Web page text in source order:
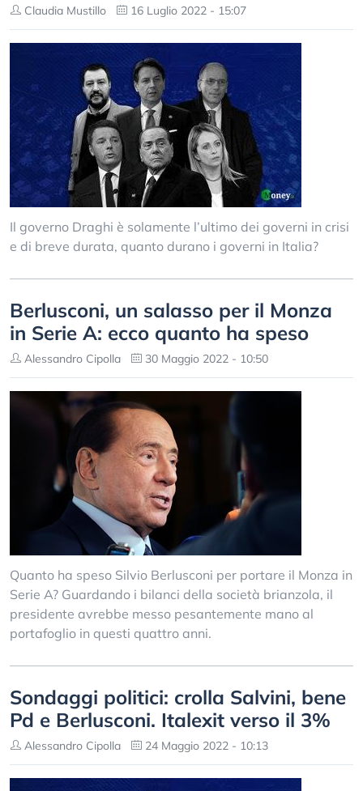
Claudia Mustillo 16 Luglio 2022 - 15:07
Il governo Draghi è solamente l’ultimo dei governi in crisi
e di breve durata, quanto durano i governi in Italia?
Berlusconi, un salasso per il Monza
in Serie A: ecco quanto ha speso
Alessandro Cipolla 30 Maggio 2022 - 10:50
Quanto ha speso Silvio Berlusconi per portare il Monza in
Serie A? Guardando i bilanci della società brianzola, il
presidente avrebbe messo pesantemente mano al
portafoglio in questi quattro anni.
Sondaggi politici: crolla Salvini, bene
Pd e Berlusconi. Italexit verso il 3%
Alessandro Cipolla 24 Maggio 2022 - 10:13